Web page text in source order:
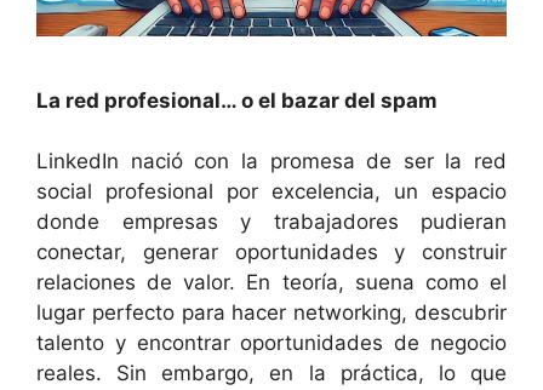
La red profesional… o el bazar del spam
LinkedIn nació con la promesa de ser la red
social profesional por excelencia, un espacio
donde empresas y trabajadores pudieran
conectar, generar oportunidades y construir
relaciones de valor. En teoría, suena como el
lugar perfecto para hacer networking, descubrir
talento y encontrar oportunidades de negocio
reales. Sin embargo, en la práctica, lo que